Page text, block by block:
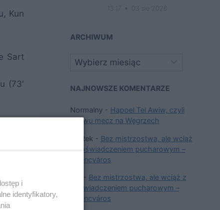
Kun
Sart
(73′
ARCHIWUM
Archiwa
NAJNOWSZE KOMENTARZE
Normalny - Hapoel Tel Awiw, czyli
znowu mecz na Węgrzech
Wojtek - Bez mistrzostwa, ale wciąż
z doświadczeniem pucharowym –
Ferencváros
- Bez mistrzostwa, ale wciąż z
doświadczeniem pucharowym –
Ferencváros
i
identyfikatory,